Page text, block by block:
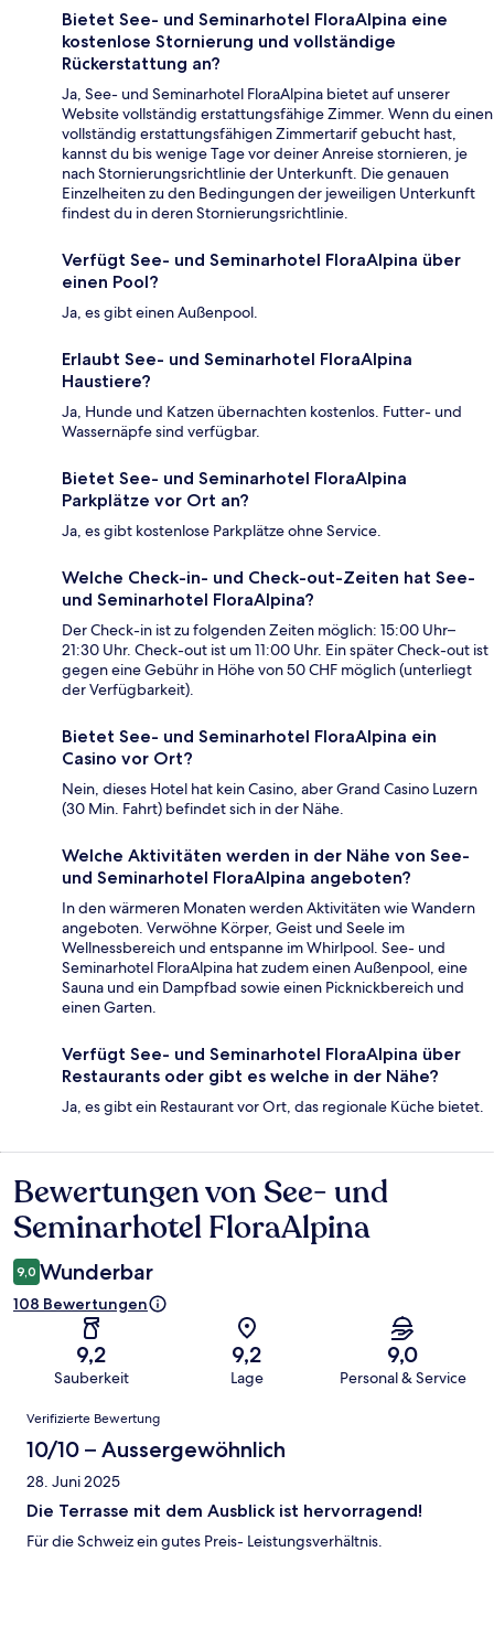
Bietet See- und Seminarhotel FloraAlpina eine
kostenlose Stornierung und vollständige
Rückerstattung an?
Ja, See- und Seminarhotel FloraAlpina bietet auf unserer
Website vollständig erstattungsfähige Zimmer. Wenn du einen
vollständig erstattungsfähigen Zimmertarif gebucht hast,
kannst du bis wenige Tage vor deiner Anreise stornieren, je
nach Stornierungsrichtlinie der Unterkunft. Die genauen
Einzelheiten zu den Bedingungen der jeweiligen Unterkunft
findest du in deren Stornierungsrichtlinie.
Verfügt See- und Seminarhotel FloraAlpina über
einen Pool?
Ja, es gibt einen Außenpool.
Erlaubt See- und Seminarhotel FloraAlpina
Haustiere?
Ja, Hunde und Katzen übernachten kostenlos. Futter- und
Wassernäpfe sind verfügbar.
Bietet See- und Seminarhotel FloraAlpina
Parkplätze vor Ort an?
Ja, es gibt kostenlose Parkplätze ohne Service.
Welche Check-in- und Check-out-Zeiten hat See-
und Seminarhotel FloraAlpina?
Der Check-in ist zu folgenden Zeiten möglich: 15:00 Uhr–
21:30 Uhr. Check-out ist um 11:00 Uhr. Ein später Check-out ist
gegen eine Gebühr in Höhe von 50 CHF möglich (unterliegt
der Verfügbarkeit).
Bietet See- und Seminarhotel FloraAlpina ein
Casino vor Ort?
Nein, dieses Hotel hat kein Casino, aber Grand Casino Luzern
(30 Min. Fahrt) befindet sich in der Nähe.
Welche Aktivitäten werden in der Nähe von See-
und Seminarhotel FloraAlpina angeboten?
In den wärmeren Monaten werden Aktivitäten wie Wandern
angeboten. Verwöhne Körper, Geist und Seele im
Wellnessbereich und entspanne im Whirlpool. See- und
Seminarhotel FloraAlpina hat zudem einen Außenpool, eine
Sauna und ein Dampfbad sowie einen Picknickbereich und
einen Garten.
Verfügt See- und Seminarhotel FloraAlpina über
Restaurants oder gibt es welche in der Nähe?
Ja, es gibt ein Restaurant vor Ort, das regionale Küche bietet.
Bewertungen
Bewertungen von See- und
Seminarhotel FloraAlpina
9,0 Wunderbar
108 Bewertungen
9,2
Sauberkeit
9,2
Lage
9,0
Personal & Service
Bewertungen
Verifizierte Bewertung
10/10 – Aussergewöhnlich
28. Juni 2025
Die Terrasse mit dem Ausblick ist hervorragend!
Für die Schweiz ein gutes Preis- Leistungsverhältnis.